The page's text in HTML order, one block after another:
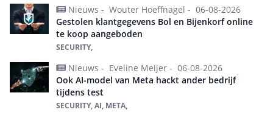
Nieuws - Wouter Hoeffnagel - 06-08-2026
Gestolen klantgegevens Bol en Bijenkorf online
te koop aangeboden
SECURITY,
Nieuws - Eveline Meijer - 06-08-2026
Ook AI-model van Meta hackt ander bedrijf
tijdens test
SECURITY, AI, META,